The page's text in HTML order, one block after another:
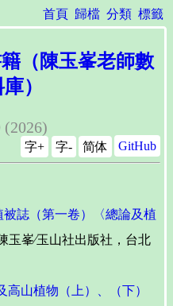
首頁 歸檔 分類 標籤
（陳玉峯老師數
）
(2026)
GitHub
简体
字+ 字-
誌（第一卷）〈總論及植
玉峯∕玉山社出版社，台北
高山植物（上）、（下）